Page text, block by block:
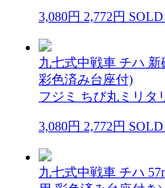
3,080円 2,772円
九七式中戦車 チハ
彩色済み台座付)
フジミ ちび丸ミリタ
3,080円 2,772円
九七式中戦車 チハ